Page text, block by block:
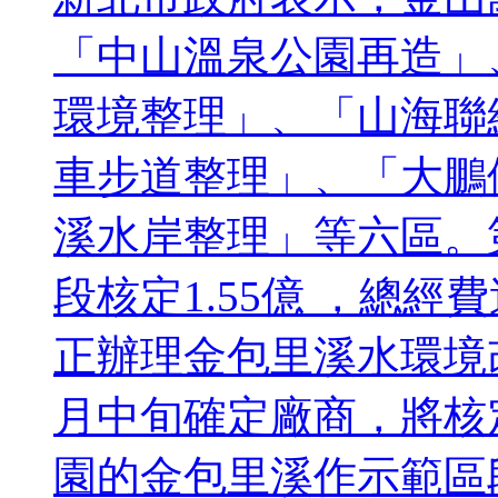
「中山溫泉公園再造
環境整理」、「山海
車步道整理」、「大
溪水岸整理」等六區
段核定1.55億 ，總經
正辦理金包里溪水環
月中旬確定廠商，將
園的金包里溪作示範